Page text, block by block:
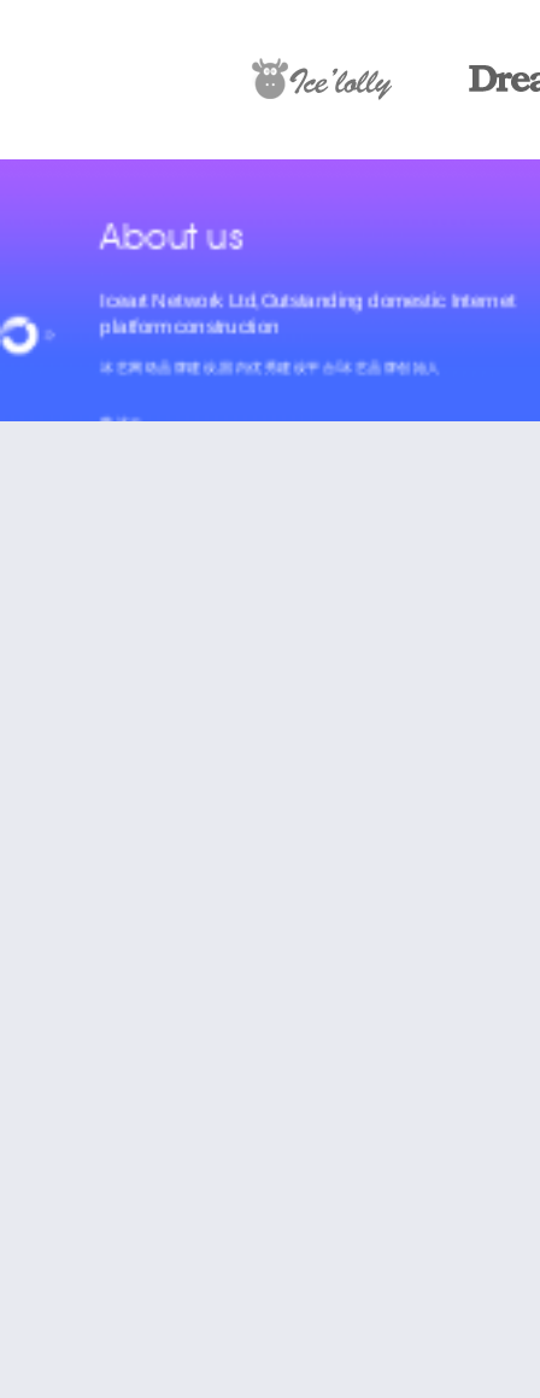
About us
Iceart Network Ltd,Outstanding domestic Internet
platform construction
冰艺网络品牌建设,国内优秀建设平台/冰艺品牌创始人
韩冰云